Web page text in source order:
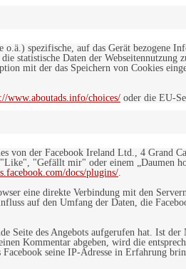
spezifische, auf das Gerät bezogene
Daten der Webseitennutzung
mit der das Speichern von Cookies
www.aboutads.info/choices/ oder die EU-
von der Facebook Ireland Ltd., 4
"Gefällt mir" oder einem „Daumen
docs/plugins/.
eine direkte Verbindung mit den
auf den Umfang der Daten, die
des Angebots aufgerufen hat. Ist
Kommentar abgeben, wird die
seine IP-Adresse in Erfahrung